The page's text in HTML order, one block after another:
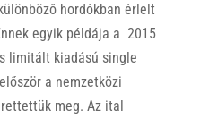
hordókban érlelt
egyik példája a 2015
limitált kiadású single
a nemzetközi
meg. Az ital